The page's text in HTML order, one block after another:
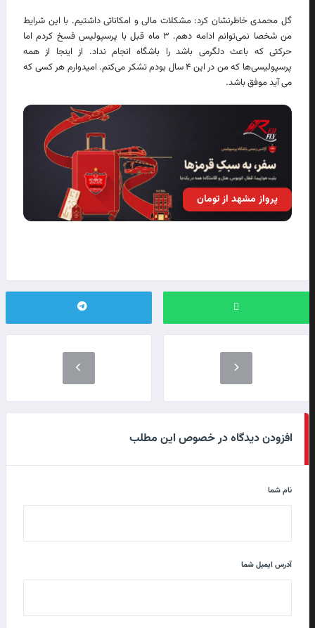
گل محمدی خاطرنشان کرد: مشکلات مالی و امکاناتی داشتیم. با این شرایط
من شخصا نمی‌توانم ادامه دهم. ۳ ماه قبل با پرسپولیس فسخ کردم اما
حرکتی که باعث دلگرمی باشد را باشگاه انجام نداد. از اینجا از همه
پرسپولیسی‌ها که من در این ۴ سال بودم تشکر می‌کنم. امیدوارم هر کسی که
می آید موفق باشد.
پرواز مشهد از تومان
افزودن دیدگاه در خصوص این مطلب
نام شما
آدرس ایمیل شما